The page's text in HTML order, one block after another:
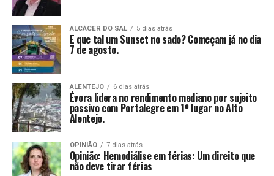
ALCÁCER DO SAL 5 dias atrás
E que tal um Sunset no sado? Começam já no dia
7 de agosto.
ALENTEJO 6 dias atrás
Évora lidera no rendimento mediano por sujeito
passivo com Portalegre em 1º lugar no Alto
Alentejo.
OPINIÃO 7 dias atrás
Opinião: Hemodiálise em férias: Um direito que
não deve tirar férias